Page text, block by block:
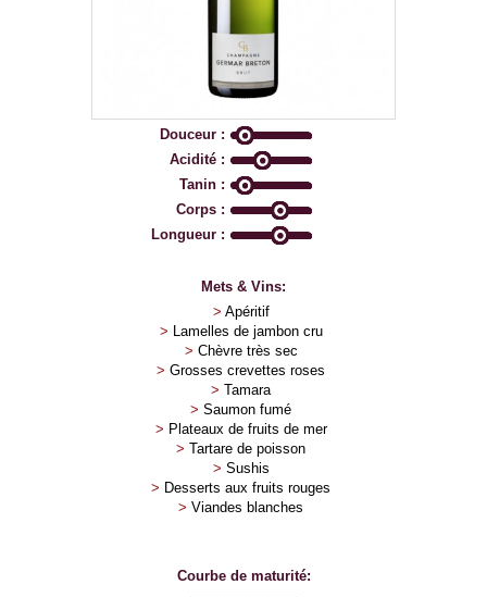
Douceur :
Acidité :
Tanin :
Corps :
Longueur :
Mets & Vins:
> Apéritif
>
Lamelles de jambon cru
> Chèvre très sec
> Grosses crevettes roses
> Tamara
> Saumon fumé
> Plateaux de fruits de mer
> Tartare de poisson
> Sushis
> Desserts aux fruits rouges
> Viandes blanches
Courbe de maturité: